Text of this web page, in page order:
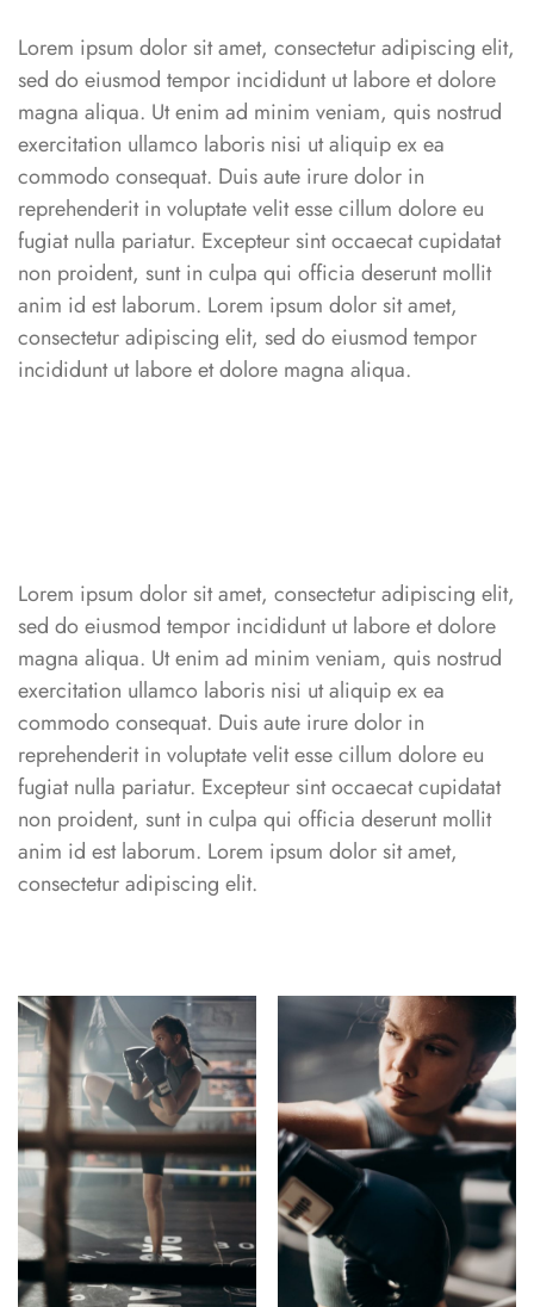
Lorem ipsum dolor sit amet, consectetur adipiscing elit,
sed do eiusmod tempor incididunt ut labore et dolore
magna aliqua. Ut enim ad minim veniam, quis nostrud
exercitation ullamco laboris nisi ut aliquip ex ea
commodo consequat. Duis aute irure dolor in
reprehenderit in voluptate velit esse cillum dolore eu
fugiat nulla pariatur. Excepteur sint occaecat cupidatat
non proident, sunt in culpa qui officia deserunt mollit
anim id est laborum. Lorem ipsum dolor sit amet,
consectetur adipiscing elit, sed do eiusmod tempor
incididunt ut labore et dolore magna aliqua.
Lorem ipsum dolor sit amet, consectetur adipiscing elit,
sed do eiusmod tempor incididunt ut labore et dolore
magna aliqua. Ut enim ad minim veniam, quis nostrud
exercitation ullamco laboris nisi ut aliquip ex ea
commodo consequat. Duis aute irure dolor in
reprehenderit in voluptate velit esse cillum dolore eu
fugiat nulla pariatur. Excepteur sint occaecat cupidatat
non proident, sunt in culpa qui officia deserunt mollit
anim id est laborum. Lorem ipsum dolor sit amet,
consectetur adipiscing elit.